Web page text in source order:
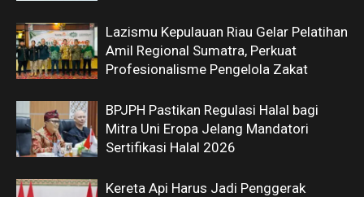
Lazismu Kepulauan Riau Gelar Pelatihan
Amil Regional Sumatra, Perkuat
Profesionalisme Pengelola Zakat
BPJPH Pastikan Regulasi Halal bagi
Mitra Uni Eropa Jelang Mandatori
Sertifikasi Halal 2026
Kereta Api Harus Jadi Penggerak